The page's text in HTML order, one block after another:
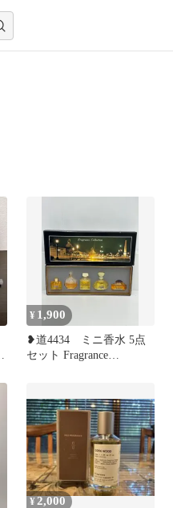
¥ 1,900
❥道4434 ミニ香水 5点
セット Fragrance
¥ 2,000